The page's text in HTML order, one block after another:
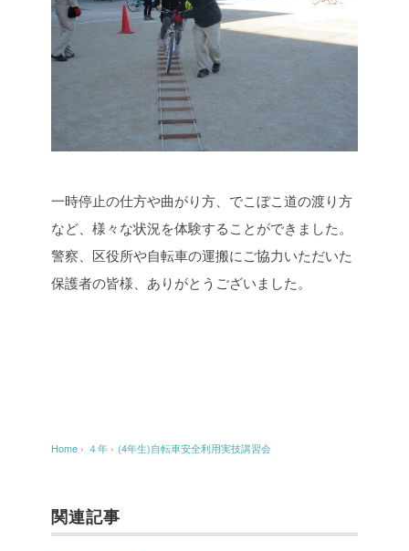
一時停止の仕方や曲がり方、でこぼこ道の渡り方
など、様々な状況を体験することができました。
警察、区役所や自転車の運搬にご協力いただいた
保護者の皆様、ありがとうございました。
Home › ４年 › (4年生)自転車安全利用実技講習会
関連記事